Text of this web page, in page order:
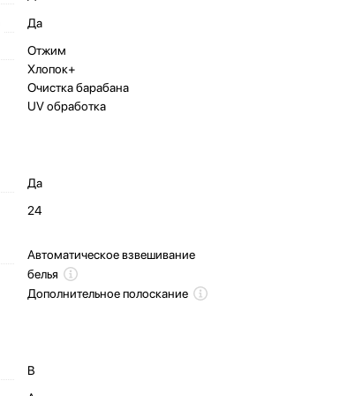
Да
Отжим
Хлопок+
Очистка барабана
UV обработка
Да
24
Автоматическое взвешивание
белья
Дополнительное полоскание
B